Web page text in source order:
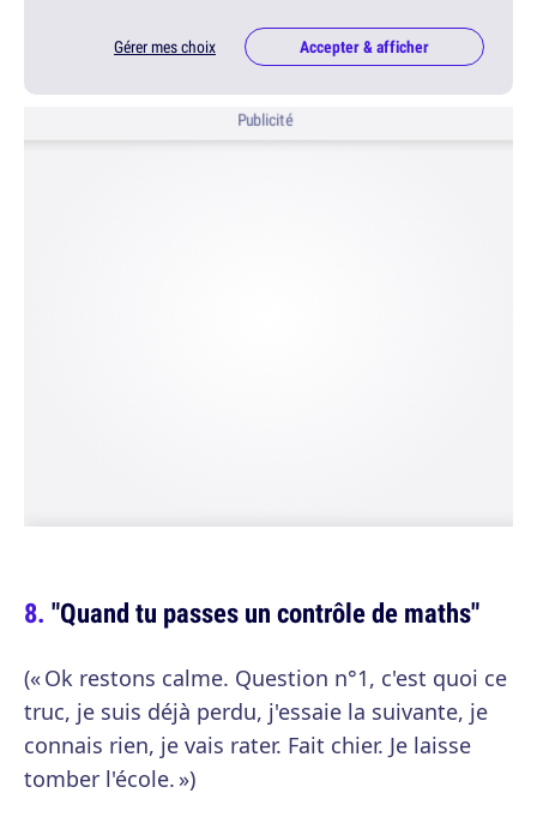
Gérer mes choix Accepter & afficher
Publicité
"Quand tu passes un contrôle de maths"
(« Ok restons calme. Question n°1, c'est quoi ce
truc, je suis déjà perdu, j'essaie la suivante, je
connais rien, je vais rater. Fait chier. Je laisse
tomber l'école. »)